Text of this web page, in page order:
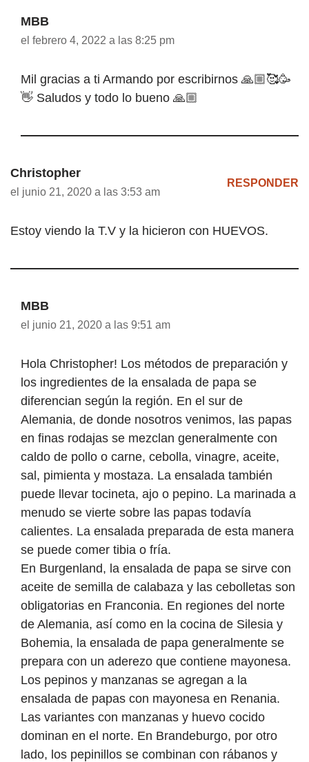
MBB
el febrero 4, 2022 a las 8:25 pm
Mil gracias a ti Armando por escribirnos 🙏🏼🥰🥳
👋 Saludos y todo lo bueno 🙏🏼
Christopher
el junio 21, 2020 a las 3:53 am
RESPONDER
Estoy viendo la T.V y la hicieron con HUEVOS.
MBB
el junio 21, 2020 a las 9:51 am
Hola Christopher! Los métodos de preparación y
los ingredientes de la ensalada de papa se
diferencian según la región. En el sur de
Alemania, de donde nosotros venimos, las papas
en finas rodajas se mezclan generalmente con
caldo de pollo o carne, cebolla, vinagre, aceite,
sal, pimienta y mostaza. La ensalada también
puede llevar tocineta, ajo o pepino. La marinada a
menudo se vierte sobre las papas todavía
calientes. La ensalada preparada de esta manera
se puede comer tibia o fría.
En Burgenland, la ensalada de papa se sirve con
aceite de semilla de calabaza y las cebolletas son
obligatorias en Franconia. En regiones del norte
de Alemania, así como en la cocina de Silesia y
Bohemia, la ensalada de papa generalmente se
prepara con un aderezo que contiene mayonesa.
Los pepinos y manzanas se agregan a la
ensalada de papas con mayonesa en Renania.
Las variantes con manzanas y huevo cocido
dominan en el norte. En Brandeburgo, por otro
lado, los pepinillos se combinan con rábanos y